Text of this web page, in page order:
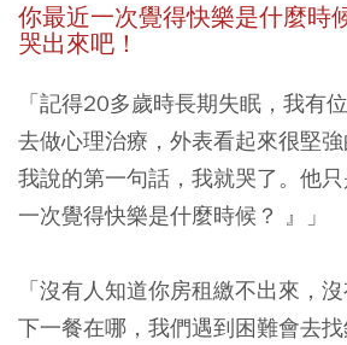
你最近一次覺得快樂是什麼時
哭出來吧！
「記得20多歲時長期失眠，我有
去做心理治療，外表看起來很堅
我說的第一句話，我就哭了。他
一次覺得快樂是什麼時候？ 』」
「沒有人知道你房租繳不出來，
下一餐在哪，我們遇到困難會去